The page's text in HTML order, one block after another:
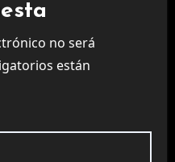
no será
están